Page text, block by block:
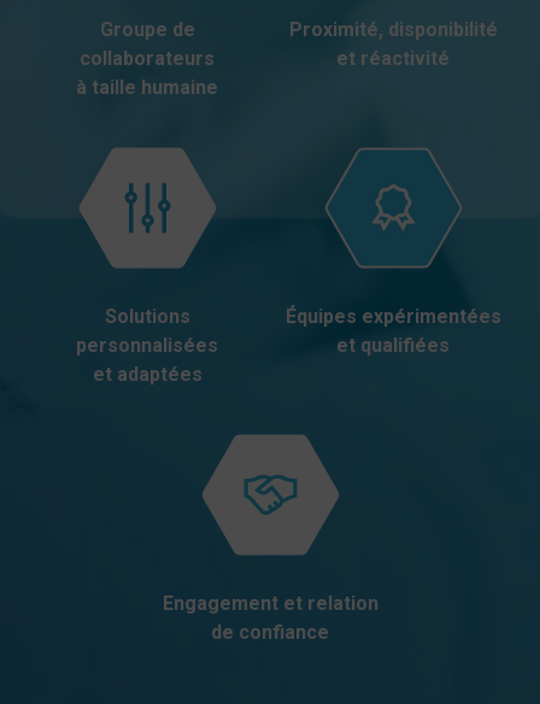
Groupe de
collaborateurs
à taille humaine
Proximité, disponibilité
et réactivité
Solutions
personnalisées
et adaptées
Équipes expérimentées
et qualifiées
Engagement et relation
de confiance